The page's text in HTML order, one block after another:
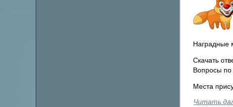
Наградные
Скачать
Вопросы
Места
Читать